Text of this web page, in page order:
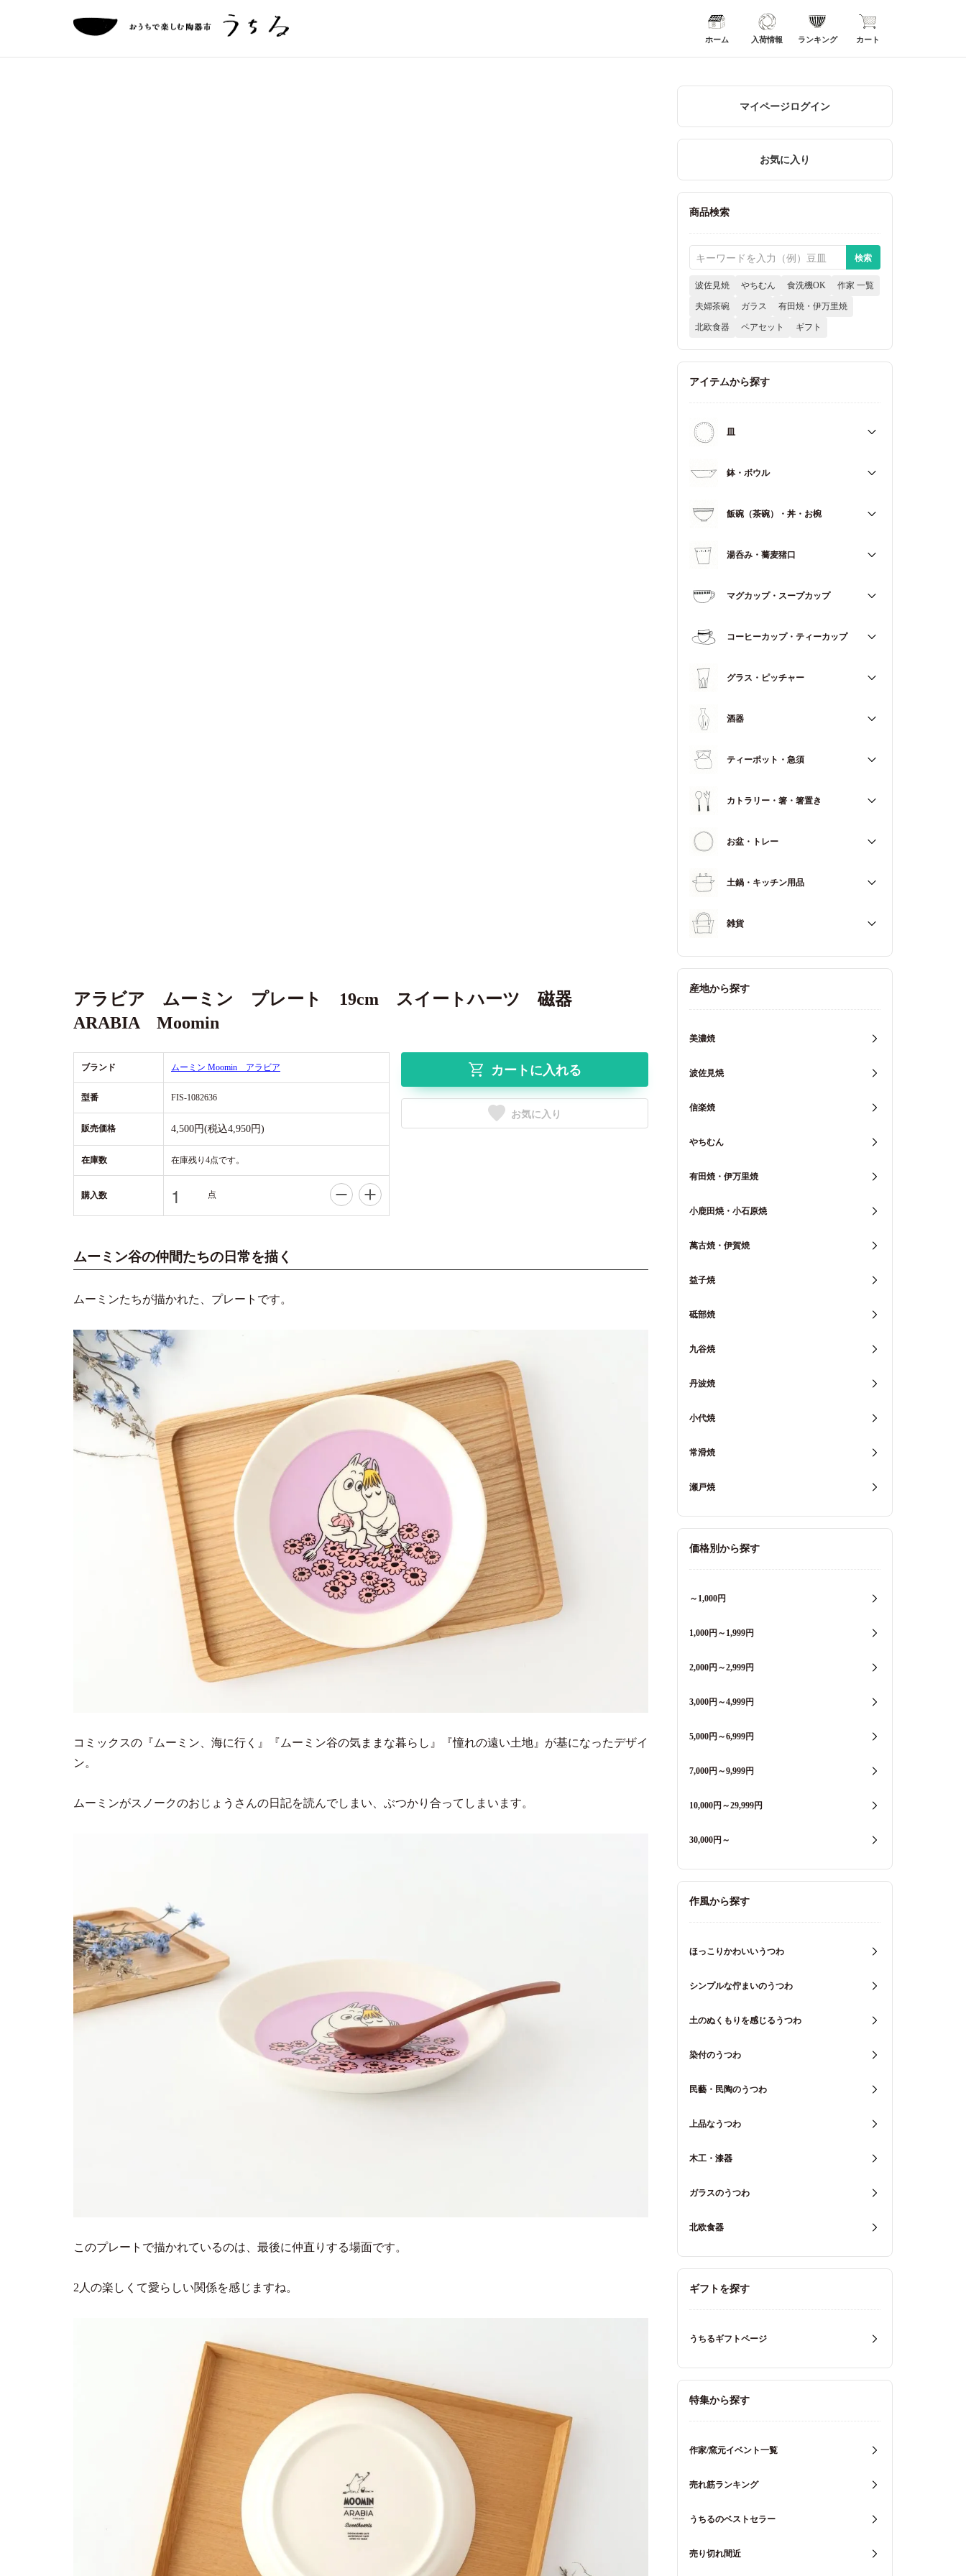
ホーム 入荷情報 ランキング カート
アラビア ムーミン プレート 19cm スイートハーツ 磁器
ARABIA Moomin
ブランド ムーミン Moomin アラビア
型番 FIS-1082636
販売価格 4,500円(税込4,950円)
在庫数 在庫残り4点です。
購入数 点
カートに入れる
お気に入り
ムーミン谷の仲間たちの日常を描く
ムーミンたちが描かれた、プレートです。
コミックスの『ムーミン、海に行く』『ムーミン谷の気ままな暮らし』『憧れの遠い土地』が基になったデザイ
ン。
ムーミンがスノークのおじょうさんの日記を読んでしまい、ぶつかり合ってしまいます。
このプレートで描かれているのは、最後に仲直りする場面です。
2人の楽しくて愛らしい関係を感じますね。
マイページログイン
お気に入り
商品検索
波佐見焼 やちむん 食洗機OK 作家 一覧
夫婦茶碗 ガラス 有田焼・伊万里焼
北欧食器 ペアセット ギフト
アイテムから探す
皿
すべて
取皿・中皿（15～20cm）
鉢・ボウル
すべて
中鉢（13～17cm）
飯碗（茶碗）・丼・お椀
すべて
丼（どんぶり）
湯呑み・蕎麦猪口
蕎麦猪口（そばちょこ）
マグカップ・スープカップ
スープカップ
コーヒーカップ・ティーカップ
グラス・ピッチャー
すべて
酒器
お猪口（おちょこ）
ティーポット・急須
カトラリー・箸・箸置き
すべて
箸
お盆・トレー
すべて
土鍋・キッチン用品
すべて
キッチン用品
重箱・弁当箱
雑貨
すべて
産地から探す
美濃焼
波佐見焼
信楽焼
やちむん
有田焼・伊万里焼
小鹿田焼・小石原焼
萬古焼・伊賀焼
益子焼
砥部焼
九谷焼
丹波焼
小代焼
常滑焼
瀬戸焼
価格別から探す
～1,000円
1,000円～1,999円
2,000円～2,999円
3,000円～4,999円
5,000円～6,999円
7,000円～9,999円
10,000円～29,999円
30,000円～
作風から探す
ほっこりかわいいうつわ
シンプルな佇まいのうつわ
土のぬくもりを感じるうつわ
染付のうつわ
民藝・民陶のうつわ
上品なうつわ
木工・漆器
ガラスのうつわ
北欧食器
ギフトを探す
うちるギフトページ
特集から探す
作家/窯元イベント一覧
売れ筋ランキング
うちるのベストセラー
売り切れ間近